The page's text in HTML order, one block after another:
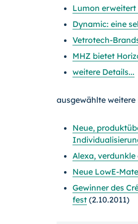
Lumon erweitert
Dynamic: eine
Vetrotech-
MHZ bietet
weitere Details...
ausgewählte weitere
Neue,
Alexa, verdunkle
Neue LowE-
Gewinner des
fest (2.10.2011)